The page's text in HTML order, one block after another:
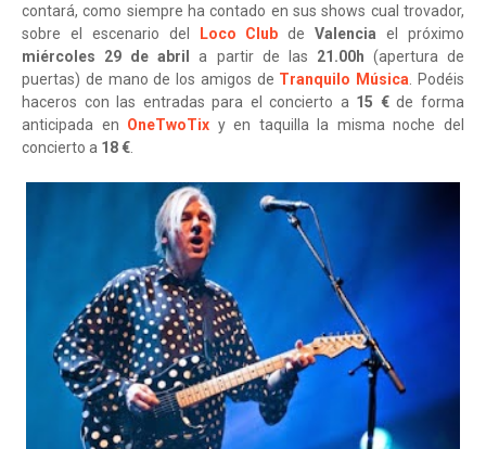
contará, como siempre ha contado en sus shows cual trovador,
sobre el escenario del
Loco Club deValencia el próximo
miércoles 29 de abril
a partir de las 21.00h (apertura de
puertas) de mano de los amigos de Tranquilo Música. Podéis
haceros con las entradas para el concierto a 15 €de forma
anticipada en OneTwoTix y en taquilla la misma noche del
concierto a 18 €.